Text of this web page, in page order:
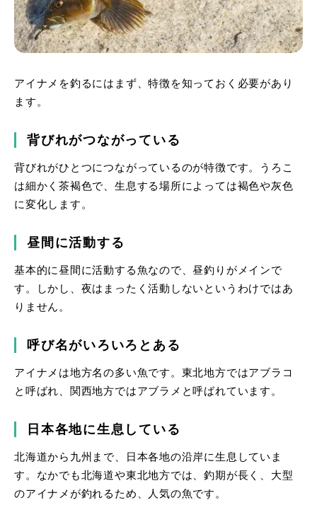
アイナメを釣るにはまず、特徴を知っておく必要があり
ます。
背びれがつながっている
背びれがひとつにつながっているのが特徴です。うろこ
は細かく茶褐色で、生息する場所によっては褐色や灰色
に変化します。
昼間に活動する
基本的に昼間に活動する魚なので、昼釣りがメインで
す。しかし、夜はまったく活動しないというわけではあ
りません。
呼び名がいろいろとある
アイナメは地方名の多い魚です。東北地方ではアブラコ
と呼ばれ、関西地方ではアブラメと呼ばれています。
日本各地に生息している
北海道から九州まで、日本各地の沿岸に生息していま
す。なかでも北海道や東北地方では、釣期が長く、大型
のアイナメが釣れるため、人気の魚です。